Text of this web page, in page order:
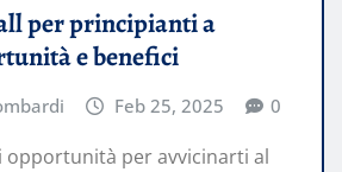
per principianti a
e benefici
Feb 25, 2025 0
opportunità per avvicinarti al